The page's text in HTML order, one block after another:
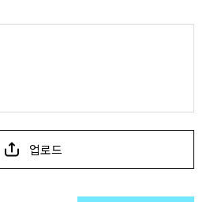
업로드